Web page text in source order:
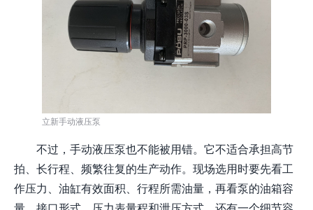
立新手动液压泵
不过，手动液压泵也不能被用错。它不适合承担高节
拍、长行程、频繁往复的生产动作。现场选用时要先看工
作压力、油缸有效面积、行程所需油量，再看泵的油箱容